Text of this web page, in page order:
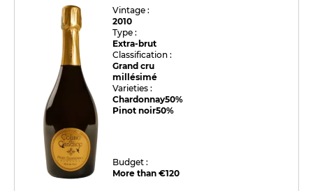
Vintage :
2010
Type :
Extra-brut
Classification :
Grand cru
millésimé
Varieties :
Chardonnay50%
Pinot noir50%
Budget :
More than €120